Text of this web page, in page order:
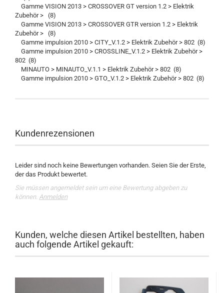
Gamme VISION 2013 > CROSSOVER GT version 1.2 > Elektrik
Zubehör > (8)
Gamme VISION 2013 > CROSSOVER GTR version 1.2 > Elektrik
Zubehör > (8)
Gamme impulsion 2010 > CITY_V.1.2 > Elektrik Zubehör > 802 (8)
Gamme impulsion 2010 > CROSSLINE_V.1.2 > Elektrik Zubehör >
802 (8)
MINAUTO > MINAUTO_V.1.1 > Elektrik Zubehör > 802 (8)
Gamme impulsion 2010 > GTO_V.1.2 > Elektrik Zubehör > 802 (8)
Kundenrezensionen
Leider sind noch keine Bewertungen vorhanden. Seien Sie der Erste,
der das Produkt bewertet.
Sie müssen angemeldet sein um eine Bewertung abgeben zu
können. Anmelden
Kunden, welche diesen Artikel bestellten, haben
auch folgende Artikel gekauft: